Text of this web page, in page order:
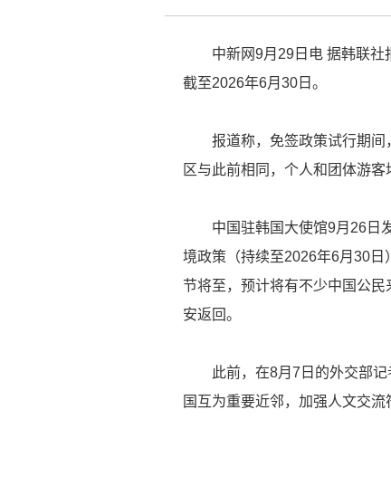
中新网9月29日电 据韩联社报
截至2026年6月30日。
报道称，免签政策试行期间
区与此前相同，个人和团体游客
中国驻韩国大使馆9月26日发
境政策（持续至2026年6月30
节将至，预计将有不少中国公
安返回。
此前，在8月7日的外交部记
国互为重要近邻，加强人文交流